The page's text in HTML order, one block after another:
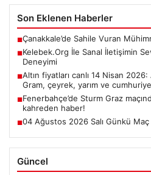
Son Eklenen Haberler
■Çanakkale’de Sahile Vuran
■Kelebek.Org İle Sanal İletişimin
Deneyimi
■Altın fiyatları canlı 14 Nisan
Gram, çeyrek, yarım ve
■Fenerbahçe’de Sturm Graz
kahreden haber!
■04 Ağustos 2026 Salı Günkü Maç
Güncel